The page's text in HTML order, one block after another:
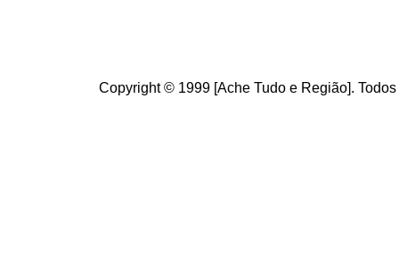
Copyright © 1999 [Ache Tudo e Região].